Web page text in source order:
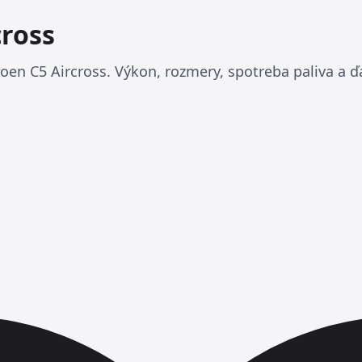
C5 Aircross. Výkon, rozmery, spotreba paliva a